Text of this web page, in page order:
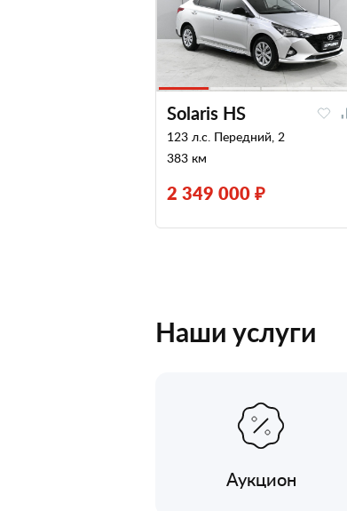
Solaris HS
123 л.с. Передний, 2
383 км
2 349 000 ₽
Наши услуги
Аукцион